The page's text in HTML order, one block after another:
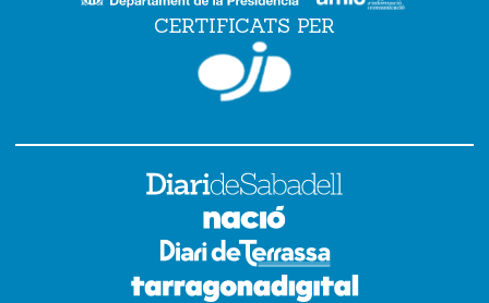
CERTIFICATS PER